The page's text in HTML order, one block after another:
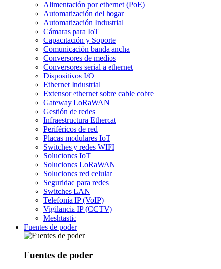
Alimentación por ethernet (PoE)
Automatización del hogar
Automatización Industrial
Cámaras para IoT
Capacitación y Soporte
Comunicación banda ancha
Conversores de medios
Conversores serial a ethernet
Dispositivos I/O
Ethernet Industrial
Extensor ethernet sobre cable cobre
Gateway LoRaWAN
Gestión de redes
Infraestructura Ethercat
Periféricos de red
Placas modulares IoT
Switches y redes WIFI
Soluciones IoT
Soluciones LoRaWAN
Soluciones red celular
Seguridad para redes
Switches LAN
Telefonía IP (VoIP)
Vigilancia IP (CCTV)
Meshtastic
Fuentes de poder
Fuentes de poder